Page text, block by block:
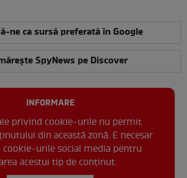
ne ca sursă preferată în Google
SpyNews pe Discover
INFORMARE
privind cookie-urile nu permit
din această zonă. E necesar
cookie-urile social media pentru
acestui tip de conținut.